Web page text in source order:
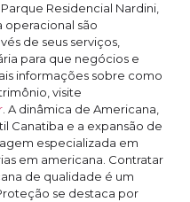
Residencial Nardini,
operacional são
de seus serviços,
para que negócios e
informações sobre como
visite
. A dinâmica de Americana,
Canatiba e a expansão de
especializada em
em americana. Contratar
de qualidade é um
se destaca por